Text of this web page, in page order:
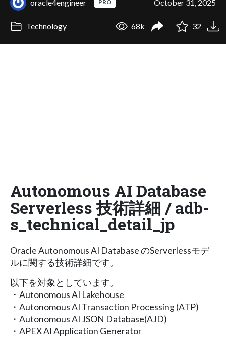
oracle4engineer PRO October 31, 2025
Technology 68k 32
Autonomous AI Database
Serverless 技術詳細 / adb-
s_technical_detail_jp
Oracle Autonomous AI Database のServerlessモデ
ルに関する技術詳細です。
以下を対象としています。
・Autonomous AI Lakehouse
・Autonomous AI Transaction Processing (ATP)
・Autonomous AI JSON Database(AJD)
・APEX AI Application Generator